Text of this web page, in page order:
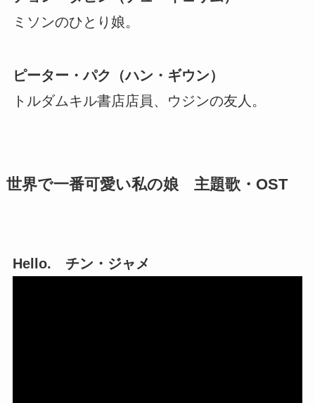
ミソンのひとり娘。
ピーター・パク（ハン・ギウン）
トルダムキル書店店員、ウジンの友人。
世界で一番可愛い私の娘 主題歌・OST
Hello. チン・ジャメ